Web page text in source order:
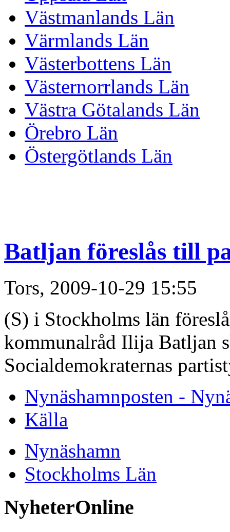
Västmanlands Län
Värmlands Län
Västerbottens Län
Västernorrlands Län
Västra Götalands Län
Örebro Län
Östergötlands Län
Batljan föreslås till
Tors, 2009-10-29 15:55
(S) i Stockholms län
kommunalråd Ilija Batljan
Socialdemokraternas
Nynäshamnposten -
Källa
Nynäshamn
Stockholms Län
NyheterOnline